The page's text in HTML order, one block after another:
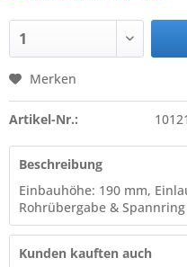
Merken
Artikel-Nr.:
Beschreibung
Einbauhöhe: 190 mm,
Rohrübergabe &
Kunden kauften auch